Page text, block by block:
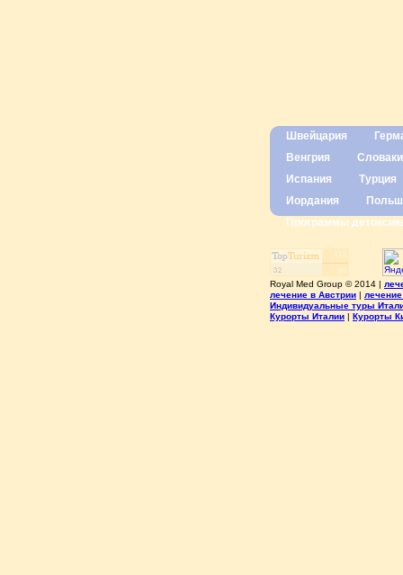
Швейцария
Венгрия
Испания
Турция
Иордания
Программы
Royal Med Group © 2014 |
лечение в Австрии |
Индивидуальные туры
Курорты Италии | Курорты